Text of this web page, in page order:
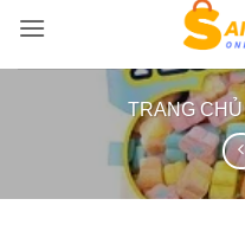
nội
TRANG CHỦ